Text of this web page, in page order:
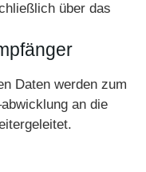
über das
Daten werden zum
an die